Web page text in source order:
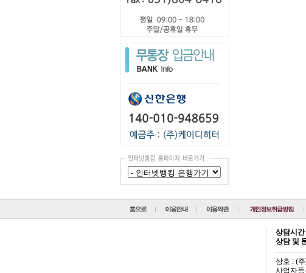
상담시간
상담 및
상호 : (
사업자